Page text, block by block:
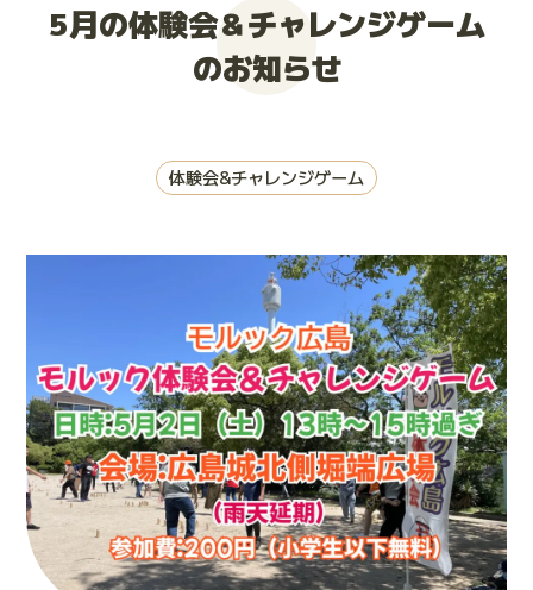
大会お申し込み
5月の体験会＆チャレンジゲーム
のお知らせ
体験会&チャレンジゲーム